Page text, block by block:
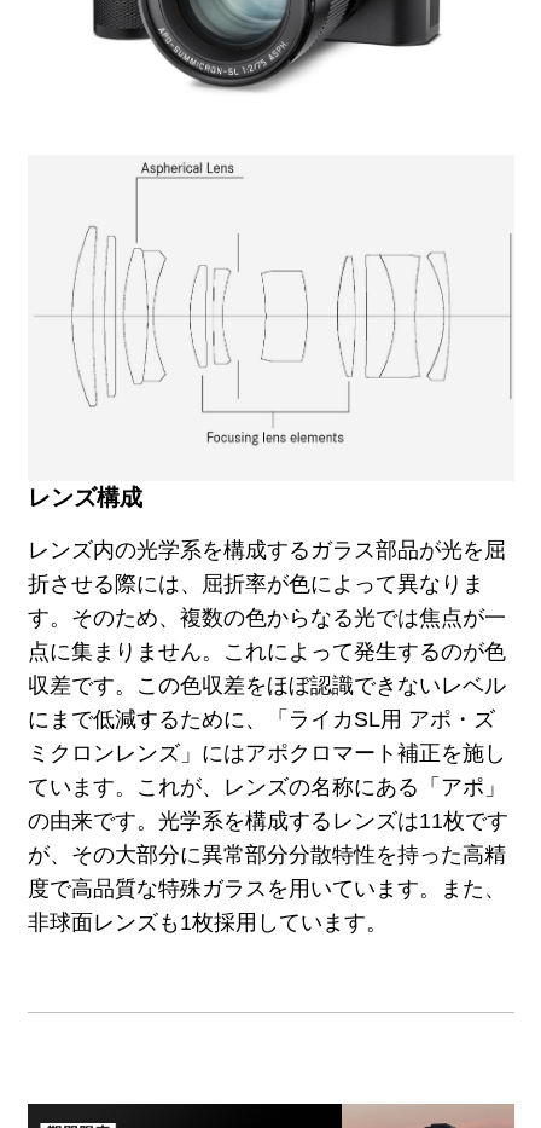
レンズ構成
レンズ内の光学系を構成するガラス部品が光を屈
折させる際には、屈折率が色によって異なりま
す。そのため、複数の色からなる光では焦点が一
点に集まりません。これによって発生するのが色
収差です。この色収差をほぼ認識できないレベル
にまで低減するために、「ライカSL用 アポ・ズ
ミクロンレンズ」にはアポクロマート補正を施し
ています。これが、レンズの名称にある「アポ」
の由来です。光学系を構成するレンズは11枚です
が、その大部分に異常部分分散特性を持った高精
度で高品質な特殊ガラスを用いています。また、
非球面レンズも1枚採用しています。